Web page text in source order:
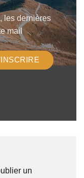
les dernières
mail
un